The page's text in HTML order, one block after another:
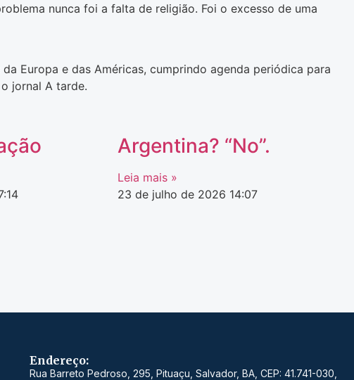
nunca foi a falta de religião. Foi o excesso de uma
Europa e das Américas, cumprindo agenda periódica para
jornal A tarde.
Argentina? “No”.
Leia mais »
23 de julho de 2026 14:07
Endereço:
Rua Barreto Pedroso, 295, Pituaçu, Salvador, BA, CEP: 41.741-030,